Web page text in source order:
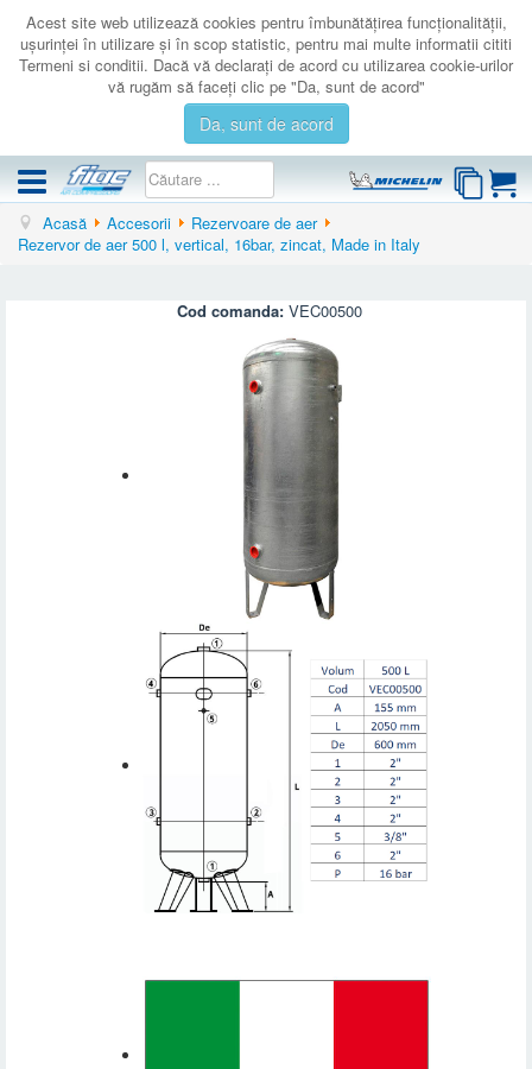
Acest site web utilizează cookies pentru îmbunătăţirea funcţionalităţii,
uşurinţei în utilizare şi în scop statistic, pentru mai multe informatii cititi
Termeni si conditii. Dacă vă declaraţi de acord cu utilizarea cookie-urilor
vă rugăm să faceţi clic pe "Da, sunt de acord"
Da, sunt de acord
COMPRESOARE
Acasă Accesorii
Rezervoare de aer
Rezervor de aer 500 l, vertical, 16bar, zincat, Made in Italy
Cod comanda: VEC00500